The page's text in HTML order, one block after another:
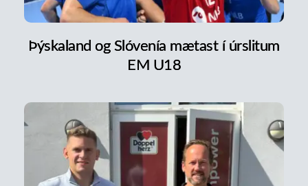
Þýskaland og Slóvenía mætast í úrslitum
EM U18